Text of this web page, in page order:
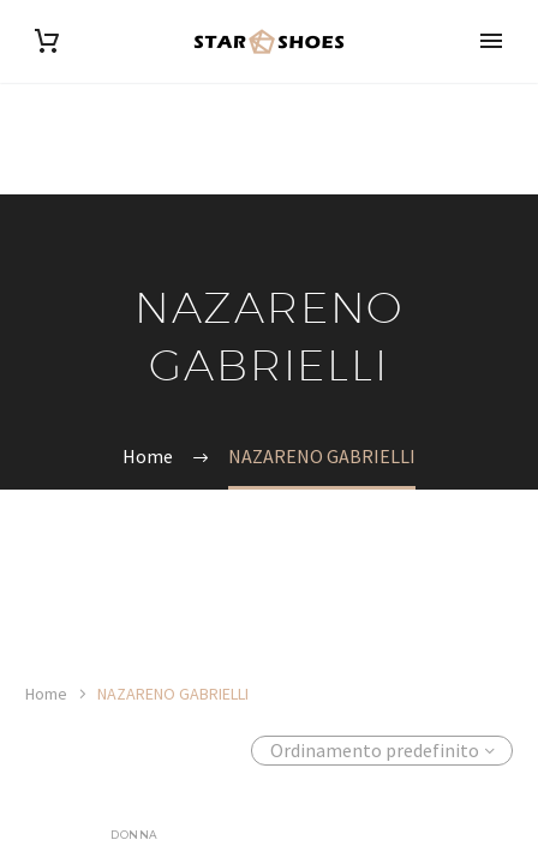
NAZARENO
GABRIELLI
Home NAZARENO GABRIELLI
Home NAZARENO GABRIELLI
Ordinamento predefinito
DONNA